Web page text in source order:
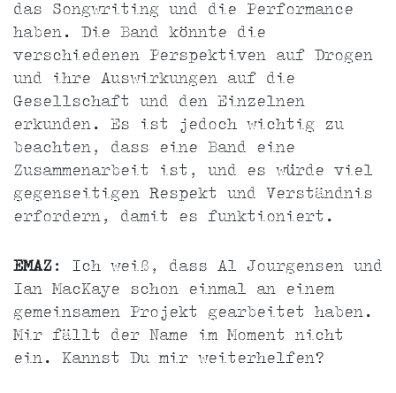
das Songwriting und die Performance
haben. Die Band könnte die
verschiedenen Perspektiven auf Drogen
und ihre Auswirkungen auf die
Gesellschaft und den Einzelnen
erkunden. Es ist jedoch wichtig zu
beachten, dass eine Band eine
Zusammenarbeit ist, und es würde viel
gegenseitigen Respekt und Verständnis
erfordern, damit es funktioniert.
EMAZ : Ich weiß, dass Al Jourgensen und
Ian MacKaye schon einmal an einem
gemeinsamen Projekt gearbeitet haben.
Mir fällt der Name im Moment nicht
ein. Kannst Du mir weiterhelfen?